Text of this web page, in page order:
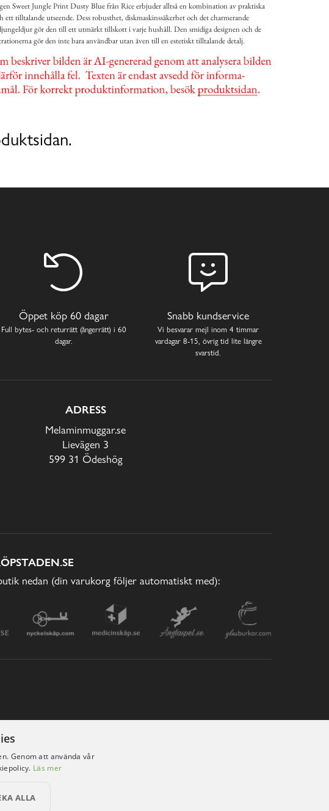
Sweet Jungle Print Dusty Blue från Rice erbjuder alltså en kombination av praktiska
ett tilltalande utseende. Dess robusthet, diskmaskinssäkerhet och det charmerande
gör den till ett utmärkt tillskott i varje hushåll. Den smidiga designen och de
gör den inte bara användbar utan även till en estetiskt tilltalande detalj.
Öppet köp 60 dagar
Full bytes- och returrätt (ångerrätt) i 60
dagar.
Snabb kundservice
Vi besvarar mejl inom 4 timmar
vardagar 8-15, övrig tid lite längre
svarstid.
ADRESS
Melaminmuggar.se
Lievägen 3
599 31 Ödeshög
nedan (din varukorg följer automatiskt med):
Genom att använda vår
Läs mer
ALLA